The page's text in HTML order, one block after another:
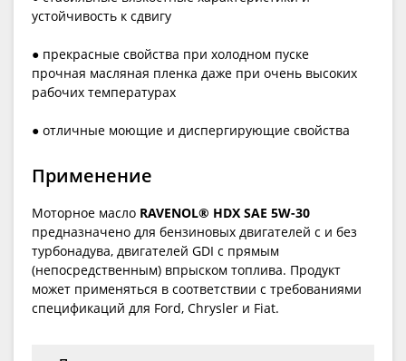
устойчивость к сдвигу
● прекрасные свойства при холодном пуске
прочная масляная пленка даже при очень высоких
рабочих температурах
● отличные моющие и диспергирующие свойства
Применение
Моторное масло RAVENOL® HDX SAE 5W-30
предназначено для бензиновых двигателей с и без
турбонадува, двигателей GDI с прямым
(непосредственным) впрыском топлива. Продукт
может применяться в соответствии с требованиями
спецификаций для Ford, Chrysler и Fiat.